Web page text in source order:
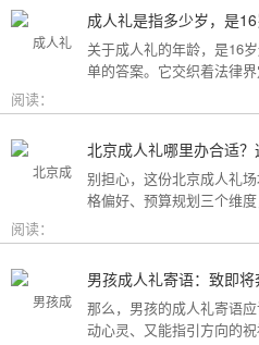
成人礼是指多少岁，是
关于成人礼的年龄，是16
单的答案。它交织着法律
阅读：
北京成人礼哪里办合适
别担心，这份北京成人礼
格偏好、预算规划三个维
阅读：
男孩成人礼寄语：致即
那么，男孩的成人礼寄语
动心灵、又能指引方向的祝